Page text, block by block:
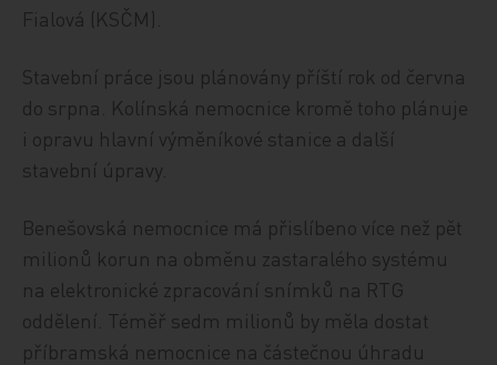
Fialová (KSČM).
Stavební práce jsou plánovány příští rok od června
do srpna. Kolínská nemocnice kromě toho plánuje
i opravu hlavní výměníkové stanice a další
stavební úpravy.
Benešovská nemocnice má přislíbeno více než pět
milionů korun na obměnu zastaralého systému
na elektronické zpracování snímků na RTG
oddělení. Téměř sedm milionů by měla dostat
příbramská nemocnice na částečnou úhradu